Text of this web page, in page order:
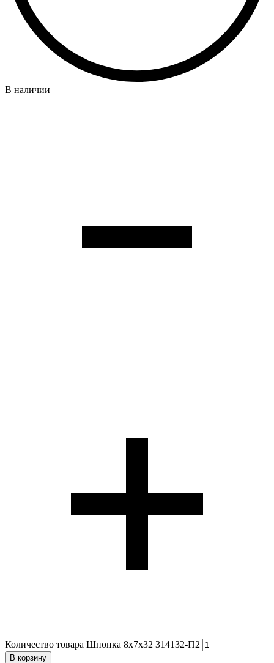
В наличии
Количество товара Шпонка 8х7х32 314132-П2
В корзину